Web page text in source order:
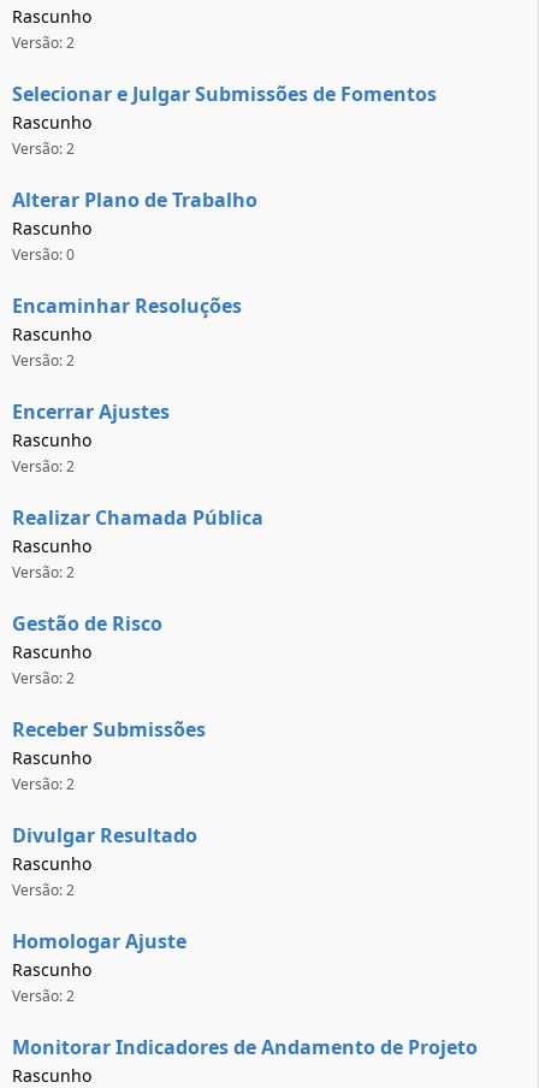
Rascunho
Versão: 2
Selecionar e Julgar Submissões de Fomentos
Rascunho
Versão: 2
Alterar Plano de Trabalho
Rascunho
Versão: 0
Encaminhar Resoluções
Rascunho
Versão: 2
Encerrar Ajustes
Rascunho
Versão: 2
Realizar Chamada Pública
Rascunho
Versão: 2
Gestão de Risco
Rascunho
Versão: 2
Receber Submissões
Rascunho
Versão: 2
Divulgar Resultado
Rascunho
Versão: 2
Homologar Ajuste
Rascunho
Versão: 2
Monitorar Indicadores de Andamento de Projeto
Rascunho